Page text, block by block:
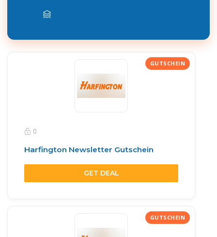
0
Harfington Newsletter Gutschein
GET DEAL